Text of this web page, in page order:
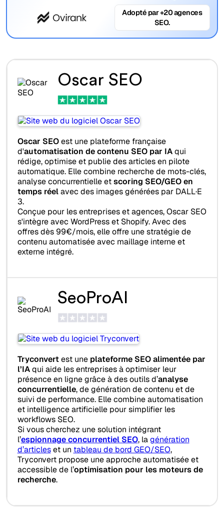
Adopté par +20 agences
SEO.
Oscar SEO
Oscar SEOest une plateforme française
d'automatisation de contenu SEO par IAqui
rédige, optimise et publie des articles en pilote
automatique. Elle combine recherche de mots-clés,
analyse concurrentielle etscoring SEO/GEO en
temps réelavec des images générées par DALL·E
3.
Conçue pour les entreprises et agences, Oscar SEO
s'intègre avec WordPress et Shopify. Avec des
offres dès 99€/mois, elle offre une stratégie de
contenu automatisée avec maillage interne et
externe intégré.
SeoProAI
Tryconvertest une plateforme SEO alimentée par
l’IAqui aide les entreprises à optimiser leur
présence en ligne grâce à des outils d’analyse
concurrentielle, de génération de contenu et de
suivi de performance. Elle combine automatisation
et intelligence artificielle pour simplifier les
workflows SEO.
Si vous cherchez une solution intégrant
l’espionnage concurrentiel SEO, lagénération
d’articleset un tableau de bord GEO/SEO,
Tryconvert propose une approche automatisée et
accessible de l’optimisation pour les moteurs de
recherche.